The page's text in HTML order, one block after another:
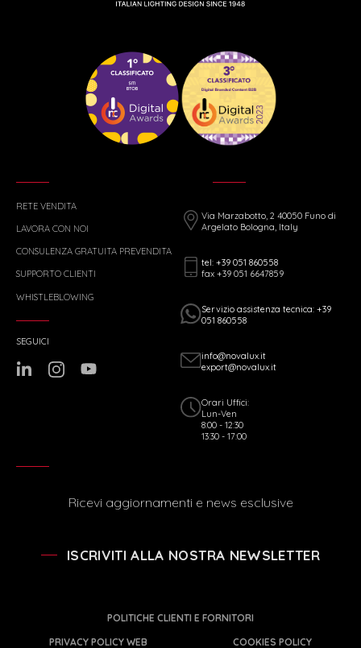
RETE VENDITA
LAVORA CON NOI
CONSULENZA GRATUITA PREVENDITA
SUPPORTO CLIENTI
WHISTLEBLOWING
Via Marzabotto, 2 40050 Funo di
Argelato Bologna, Italy
tel: +39 051 860558
fax +39 051 6647859
Servizio assistenza tecnica: +39
051 860558
info@novalux.it
export@novalux.it
Orari Uffici:
Lun-Ven
8:00 - 12:30
13:30 - 17:00
SEGUICI
Ricevi aggiornamenti e news esclusive
ISCRIVITI ALLA NOSTRA NEWSLETTER
POLITICHE CLIENTI E FORNITORI
PRIVACY POLICY WEB
COOKIES POLICY